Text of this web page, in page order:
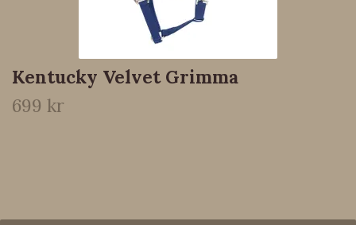
Kentucky Velvet Grimma
699 kr